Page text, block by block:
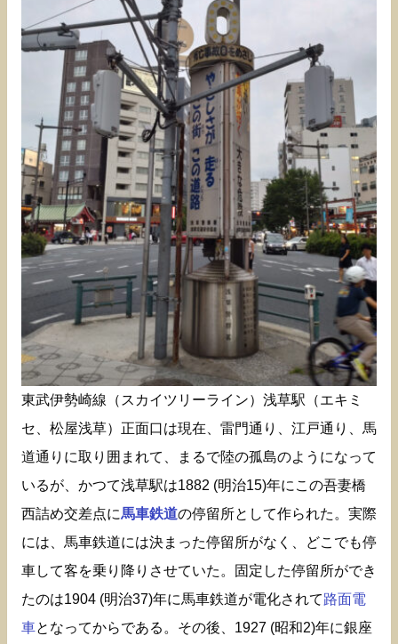
東武伊勢崎線（スカイツリーライン）浅草駅（エキミ
セ、松屋浅草）正面口は現在、雷門通り、江戸通り、馬
道通りに取り囲まれて、まるで陸の孤島のようになって
いるが、かつて浅草駅は1882 (明治15)年にこの吾妻橋
西詰め交差点に馬車鉄道の停留所として作られた。実際
には、馬車鉄道には決まった停留所がなく、どこでも停
車して客を乗り降りさせていた。固定した停留所ができ
たのは1904 (明治37)年に馬車鉄道が電化されて路面電
車となってからである。その後、1927 (昭和2)年に銀座